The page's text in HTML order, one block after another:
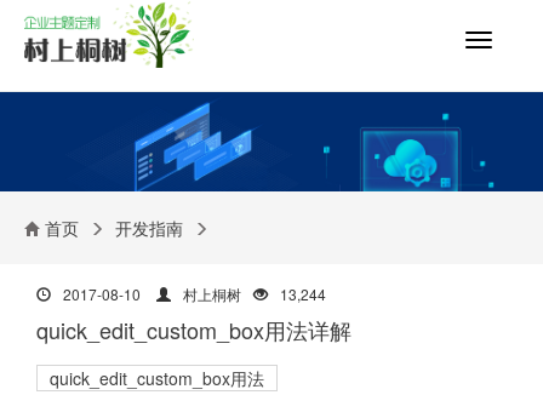
切
导
首页 开发指南
2017-08-10 村上桐树 13,244
quick_edit_custom_box用法详解
quick_edit_custom_box用法